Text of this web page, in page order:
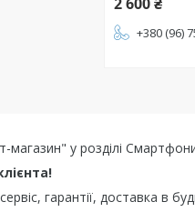
+380 (96)
магазин" у розділі
гарантії, доставка в